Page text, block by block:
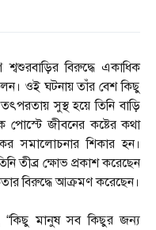
বিরুদ্ধে একাধিক
ওই ঘটনায় তাঁর বেশ কিছু
সুস্থ হয়ে তিনি বাড়ি
জীবনের কষ্টের কথা
সমালোচনার শিকার হন।
তীব্র ক্ষোভ প্রকাশ করেছেন
বিরুদ্ধে আক্রমণ করেছেন।
“কিছু মানুষ সব কিছুর জন্য